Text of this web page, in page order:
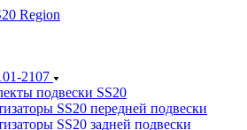
2107
подвески SS20
SS20 передней подвески
SS20 задней подвески